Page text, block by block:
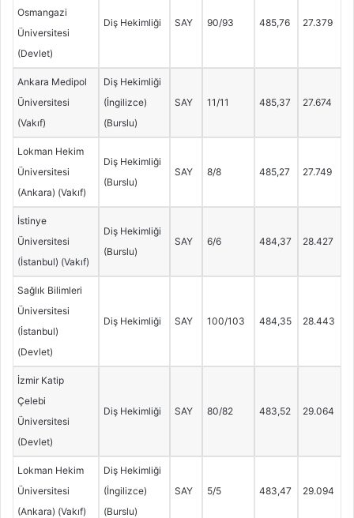
Osmangazi
Üniversitesi
(Devlet)
Diş Hekimliği SAY 90/93 485,76 27.379
Ankara Medipol
Üniversitesi
(Vakıf)
Diş Hekimliği
(İngilizce)
(Burslu)
SAY 11/11 485,37 27.674
Lokman Hekim
Üniversitesi
(Ankara) (Vakıf)
Diş Hekimliği
(Burslu)
SAY 8/8 485,27 27.749
İstinye
Üniversitesi
(İstanbul) (Vakıf)
Diş Hekimliği
(Burslu)
SAY 6/6 484,37 28.427
Sağlık Bilimleri
Üniversitesi
(İstanbul)
(Devlet)
Diş Hekimliği SAY 100/103 484,35 28.443
İzmir Katip
Çelebi
Üniversitesi
(Devlet)
Diş Hekimliği SAY 80/82 483,52 29.064
Lokman Hekim
Üniversitesi
(Ankara) (Vakıf)
Diş Hekimliği
(İngilizce)
(Burslu)
SAY 5/5 483,47 29.094